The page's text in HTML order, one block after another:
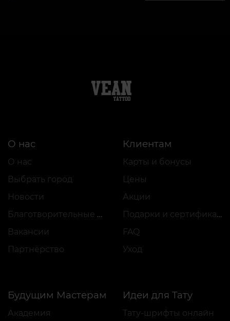
О нас
О нас
Выбрать город
Новости
Благотворительные проекты
Вакансии
Партнёрство
Клиентам
Карты и бонусы
Цены
Акции
Подарки и сертификаты
FAQ
Уход
Будущим Мастерам
Академия
Идеи для Тату
Тату-шрифты онлайн